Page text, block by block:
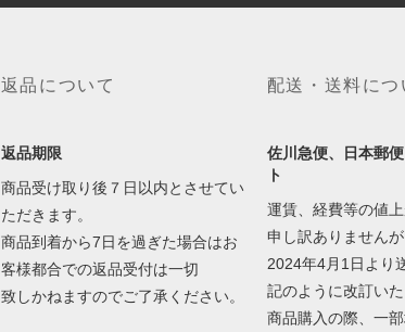
返品について
返品期限
商品受け取り後７日以内とさせてい
ただきます。
商品到着から7日を過ぎた場合はお
客様都合での返品受付は一切
致しかねますのでご了承ください。
配送・送料につ
佐川急便、日本郵
ト
運賃、経費等の値
申し訳ありませんが
2024年4月1日より
記のように改訂いた
商品購入の際、一